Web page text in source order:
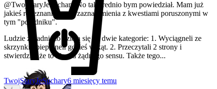
@TwojStaryJeSuchary
No tak średnio bym powiedział. Mam już
jakieś rozeznanie co do zaznajomienia z kwestiami poruszonymi w
tym "poradniku".
Ludzie zasadniczo dzielą się na dwie kategorie: 1. Wyciągneli ze
skrzynki i pieprzneli gdzieś w kąt. 2. Przeczytali 2 strony i
stwierdzili, że to nie ma żądnego sensu. Także tego...
TwojStaryJeSuchary6 miesięcy temu